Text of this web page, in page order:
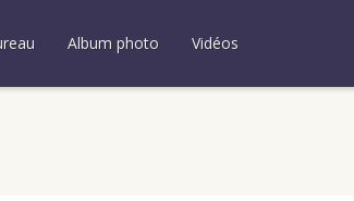
Album photo Vidéos